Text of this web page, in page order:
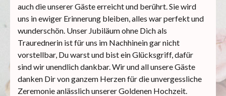
auch die unserer Gäste erreicht und berührt. Sie wird
uns in ewiger Erinnerung bleiben, alles war perfekt und
wunderschön. Unser Jubiläum ohne Dich als
Traurednerin ist für uns im Nachhinein gar nicht
vorstellbar, Du warst und bist ein Glücksgriff, dafür
sind wir unendlich dankbar. Wir und all unsere Gäste
danken Dir von ganzem Herzen für die unvergessliche
Zeremonie anlässlich unserer Goldenen Hochzeit.